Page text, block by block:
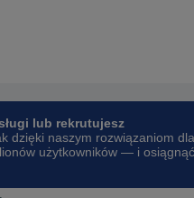
lub rekrutujesz
dzięki naszym rozwiązaniom dla
użytkowników — i osiągnąć